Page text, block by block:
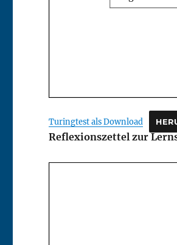
Turingtest als Download
Reflexionszettel zur